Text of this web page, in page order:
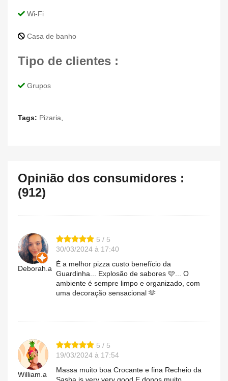
Wi-Fi
Casa de banho
Tipo de clientes :
Grupos
Tags: Pizaria
Opinião dos consumidores :
(912)
Deborah.a
5 / 5
30/03/2024 à 17:40
É a melhor pizza custo benefício da
Guardinha... Explosão de sabores 🩷... O
ambiente é sempre limpo e organizado, com
uma decoração sensacional 🫶
William.a
5 / 5
19/03/2024 à 17:54
Massa muito boa Crocante e fina Recheio da
Sasha is very very good E donos muito